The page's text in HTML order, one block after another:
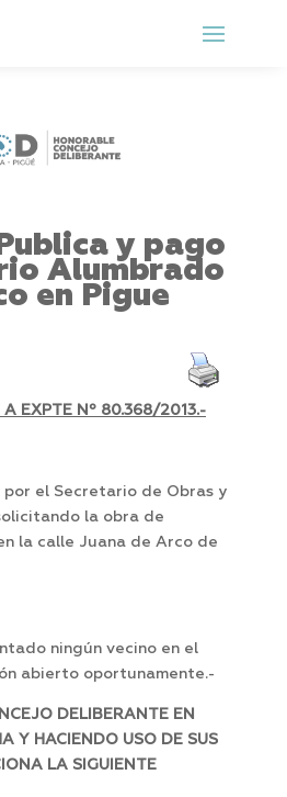
y pago
Alumbrado
en Pigue
A EXPTE Nº 80.368/2013.-
el Secretario de Obras y
la obra de
la calle Juana de Arco de
ningún vecino en el
abierto oportunamente.-
DELIBERANTE EN
Y HACIENDO USO DE SUS
LA SIGUIENTE